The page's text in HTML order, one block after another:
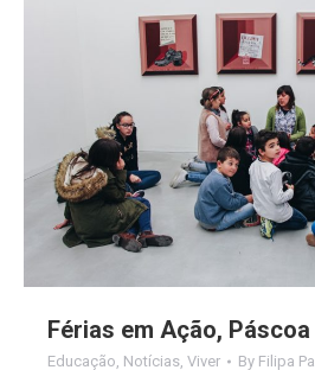
Férias em Ação, Páscoa
Educação, Notícias, Viver By Filipa